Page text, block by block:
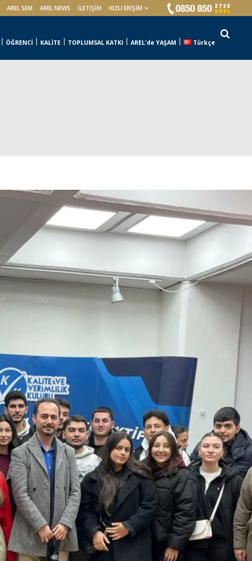
AREL SEM AREL NEWS İLETIŞIM HIZLI ERİŞİM
ÖĞRENCİ KALİTE TOPLUMSAL KATKI AREL’de YAŞAM Türkçe